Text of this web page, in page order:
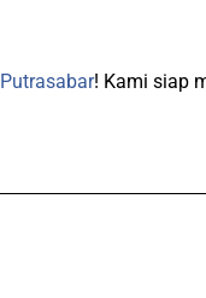
Putrasabar! Kami siap